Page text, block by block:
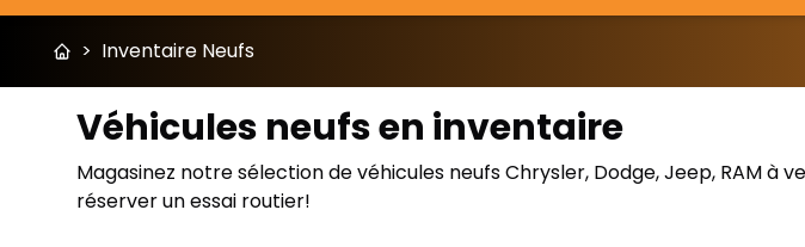
> Inventaire Neufs
Véhicules neufs en inventaire
Magasinez notre sélection de véhicules neufs Chrysler, Dodge, Jeep, RAM
réserver un essai routier!